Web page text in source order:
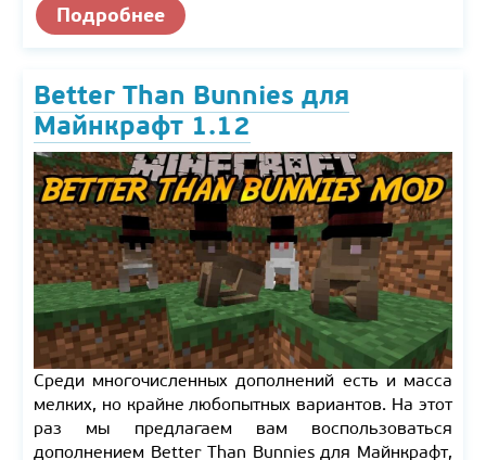
Подробнее
Better Than Bunnies для
Майнкрафт 1.12
Среди многочисленных дополнений есть и масса
мелких, но крайне любопытных вариантов. На этот
раз мы предлагаем вам воспользоваться
дополнением Better Than Bunnies для Майнкрафт,